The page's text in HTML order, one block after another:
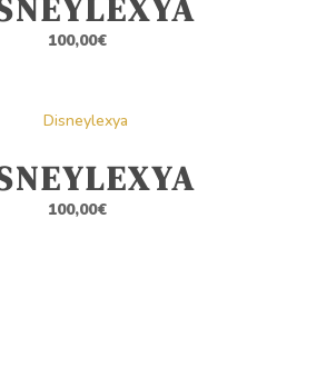
100,00€
100,00€